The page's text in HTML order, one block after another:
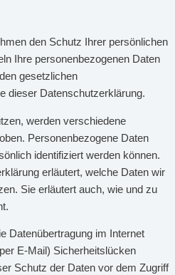
den Schutz Ihrer persönlichen
Ihre personenbezogenen Daten
gesetzlichen
dieser Datenschutzerklärung.
werden verschiedene
Personenbezogene Daten
identifiziert werden können.
erläutert, welche Daten wir
Sie erläutert auch, wie und zu
Datenübertragung im Internet
E-Mail) Sicherheitslücken
Schutz der Daten vor dem Zugriff